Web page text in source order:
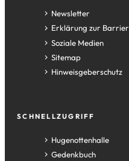
Newsletter
Erklärung zur
Soziale Medien
Sitemap
Hinweisgeberschutz
SCHNELLZUGRIFF
Hugenottenhalle
(Öffnet
in Gedenkbuch
(Öffnet